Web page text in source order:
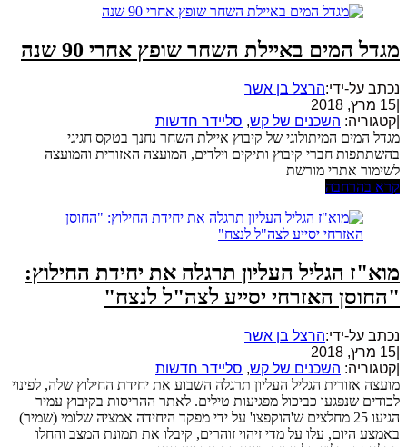
מגדל המים באיילת השחר שופץ אחרי 90 שנה
נכתב על-ידי:הרצל בן אשר
15 מרץ, 2018
קטגוריה: השכנים של קש, סליידר חדשות
מגדל המים המיתולוגי של קיבוץ איילת השחר נחנך בטקס חגיגי
בהשתתפות חברי קיבוץ ותיקים וילדים, המועצה האזורית והמועצה
לשימור אתרי מורשת
קרא בהרחבה
מוא"ז הגליל העליון תרגלה את יחידת החילוץ:
"החוסן האזרחי יסייע לצה"ל לנצח"
נכתב על-ידי:הרצל בן אשר
15 מרץ, 2018
קטגוריה: השכנים של קש, סליידר חדשות
מועצה אזורית הגליל העליון תרגלה השבוע את יחידת החילוץ שלה, לפינוי
לכודים שנפגעו כביכול מפגיעות טילים. לאתר ההריסות בקיבוץ עמיר
הגיעו 25 מחלצים ש'הוקפצו' על ידי מפקד היחידה אמציה שלומי (שמיר)
באמצע היום, עלו על מדי זיהוי זוהרים, קיבלו את תמונת המצב והחלו